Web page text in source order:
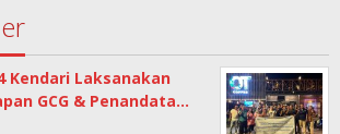
Kendari Laksanakan
GCG & Penandata…